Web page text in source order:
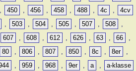
, 450 , 456 , 458 , 488 , 4c , 4cv
, 503 , 504 , 505 , 507 , 508
,
607 , 608 , 612 , 626 , 63 , 66
,
80 , 806 , 807 , 850 , 8c , 8er
,
, 959 , 968 , 9er , a , a-klasse